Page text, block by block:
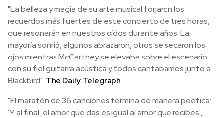
"La belleza y magia de su arte musical forjaron los
recuerdos más fuertes de este concierto de tres horas,
que resonarán en nuestros oídos durante años. La
mayoría sonrió, algunos abrazaron, otros se secaron los
ojos mientras McCartney se elevaba sobre el escenario
con su fiel guitarra acústica y todos cantábamos junto a
Blackbird". The Daily Telegraph
"El maratón de 36 canciones termina de manera poética:
'Y al final, el amor que das es igual al amor que recibes',